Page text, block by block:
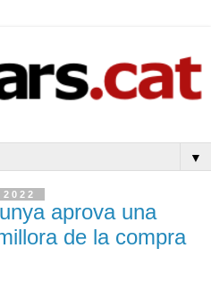
▼
aprova una
de la compra